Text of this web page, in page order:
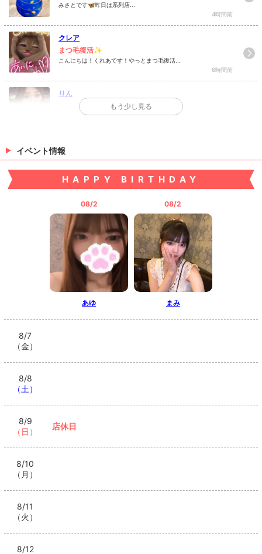
みさとです🦋昨日は系列店...
4時間前
クレア
まつ毛復活✨
こんにちは！くれあです！やっとまつ毛復活...
6時間前
りん
にゅ！
NEWドレス> ̫
はづき
なぐさめてт-т
自分のこと結構ポジティブ人間だと思ってた...
もう少し見る
イベント情報
HAPPY BIRTHDAY
08/2
あゆ
08/2
まみ
8/7
（金）
8/8
（土）
8/9
（日）
店休日
8/10
（月）
8/11
（火）
8/12